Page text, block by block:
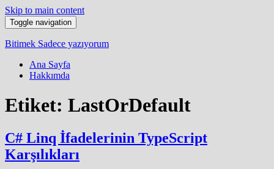
Skip to main content
Toggle navigation
Bitimek Sadece yazıyorum
Ana Sayfa
Hakkımda
Etiket: LastOrDefault
C# Linq İfadelerinin TypeScript
Karşılıkları